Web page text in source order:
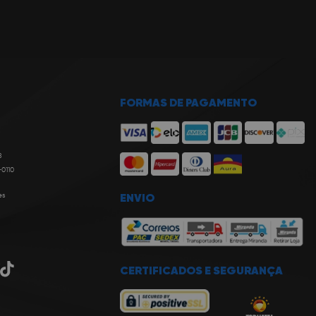
FORMAS DE PAGAMENTO
ENVIO
CERTIFICADOS E SEGURANÇA